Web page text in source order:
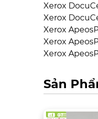
Xerox
Xerox
Xerox
Xerox
Xerox
Sản